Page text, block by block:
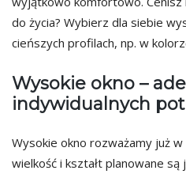
do życia? Wybierz dla siebie
cieńszych profilach, np. w
Wysokie okno –
indywidualnych
Wysokie okno rozważamy już
wielkość i kształt planowane są